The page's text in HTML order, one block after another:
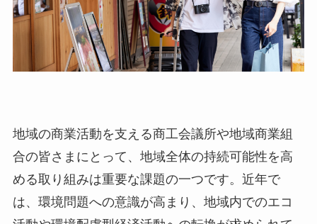
地域の商業活動を支える商工会議所や地域商業組
合の皆さまにとって、地域全体の持続可能性を高
める取り組みは重要な課題の一つです。近年で
は、環境問題への意識が高まり、地域内でのエコ